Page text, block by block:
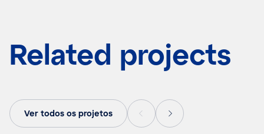
Related projects
Ver todos os projetos